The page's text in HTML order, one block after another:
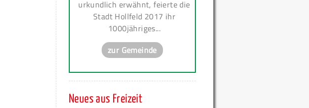
urkundlich erwähnt, feierte die
Stadt Hollfeld 2017 ihr
1000jähriges...
zur Gemeinde
Neues aus Freizeit